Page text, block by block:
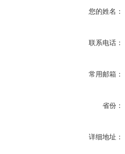
您的姓名：
联系电话：
常用邮箱：
省份：
详细地址：